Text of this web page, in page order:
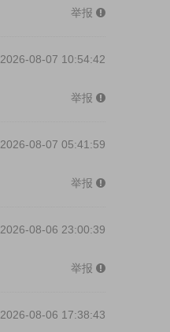
举报
2026-08-07 10:54:42
举报
2026-08-07 05:41:59
举报
2026-08-06 23:00:39
举报
2026-08-06 17:38:43